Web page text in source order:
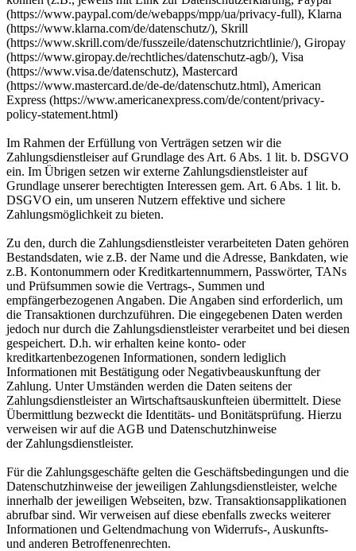
(https://www.paypal.com/de/webapps/mpp/ua/privacy-full), Klarna
(https://www.klarna.com/de/datenschutz/), Skrill
(https://www.skrill.com/de/fusszeile/datenschutzrichtlinie/), Giropay
(https://www.giropay.de/rechtliches/datenschutz-agb/), Visa
(https://www.visa.de/datenschutz), Mastercard
(https://www.mastercard.de/de-de/datenschutz.html), American
Express (https://www.americanexpress.com/de/content/privacy-
policy-statement.html)
Im Rahmen der Erfüllung von Verträgen setzen wir die
Zahlungsdienstleiser auf Grundlage des Art. 6 Abs. 1 lit. b. DSGVO
ein. Im Übrigen setzen wir externe Zahlungsdienstleister auf
Grundlage unserer berechtigten Interessen gem. Art. 6 Abs. 1 lit. b.
DSGVO ein, um unseren Nutzern effektive und sichere
Zahlungsmöglichkeit zu bieten.
Zu den, durch die Zahlungsdienstleister verarbeiteten Daten gehören
Bestandsdaten, wie z.B. der Name und die Adresse, Bankdaten, wie
z.B. Kontonummern oder Kreditkartennummern, Passwörter, TANs
und Prüfsummen sowie die Vertrags-, Summen und
empfängerbezogenen Angaben. Die Angaben sind erforderlich, um
die Transaktionen durchzuführen. Die eingegebenen Daten werden
jedoch nur durch die Zahlungsdienstleister verarbeitet und bei diesen
gespeichert. D.h. wir erhalten keine konto- oder
kreditkartenbezogenen Informationen, sondern lediglich
Informationen mit Bestätigung oder Negativbeauskunftung der
Zahlung. Unter Umständen werden die Daten seitens der
Zahlungsdienstleister an Wirtschaftsauskunfteien übermittelt. Diese
Übermittlung bezweckt die Identitäts- und Bonitätsprüfung. Hierzu
verweisen wir auf die AGB und Datenschutzhinweise
der Zahlungsdienstleister.
Für die Zahlungsgeschäfte gelten die Geschäftsbedingungen und die
Datenschutzhinweise der jeweiligen Zahlungsdienstleister, welche
innerhalb der jeweiligen Webseiten, bzw. Transaktionsapplikationen
abrufbar sind. Wir verweisen auf diese ebenfalls zwecks weiterer
Informationen und Geltendmachung von Widerrufs-, Auskunfts-
und anderen Betroffenenrechten.